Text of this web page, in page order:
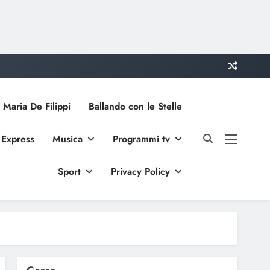
De Filippi Ballando con le Stelle
Musica Programmi tv
Sport Privacy Policy